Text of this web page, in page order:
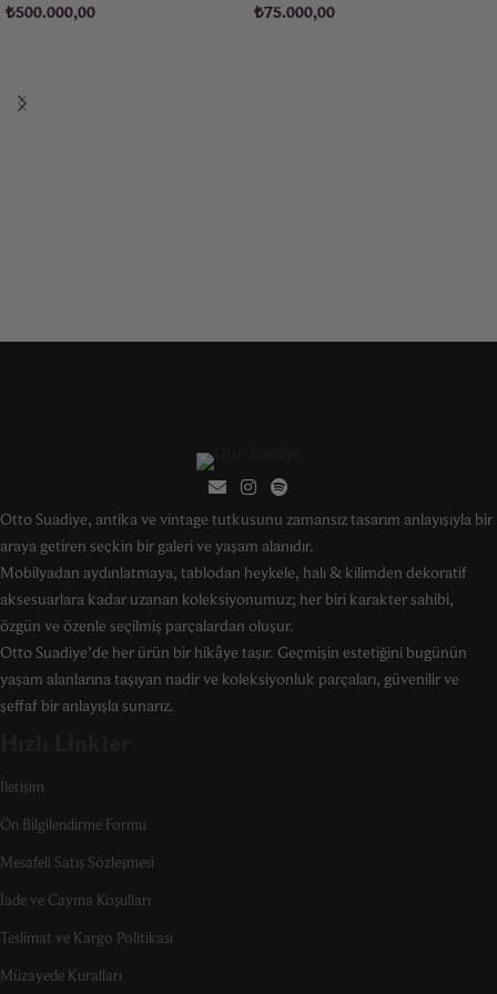
₺500.000,00
₺75.000,00
Otto Suadiye, antika ve vintage tutkusunu zamansız tasarım anlayışıyla bir
araya getiren seçkin bir galeri ve yaşam alanıdır.
Mobilyadan aydınlatmaya, tablodan heykele, halı & kilimden dekoratif
aksesuarlara kadar uzanan koleksiyonumuz; her biri karakter sahibi,
özgün ve özenle seçilmiş parçalardan oluşur.
Otto Suadiye’de her ürün bir hikâye taşır. Geçmişin estetiğini bugünün
yaşam alanlarına taşıyan nadir ve koleksiyonluk parçaları, güvenilir ve
şeffaf bir anlayışla sunarız.
İletişim
Ön Bilgilendirme Formu
Mesafeli Satış Sözleşmesi
İade ve Cayma Koşulları
Teslimat ve Kargo Politikası
Müzayede Kuralları